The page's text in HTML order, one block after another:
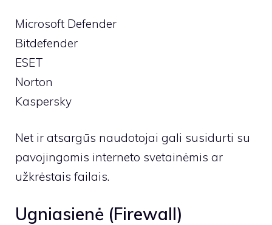
Microsoft Defender
Bitdefender
ESET
Norton
Kaspersky
Net ir atsargūs naudotojai gali susidurti su
pavojingomis interneto svetainėmis ar
užkrėstais failais.
Ugniasienė (Firewall)